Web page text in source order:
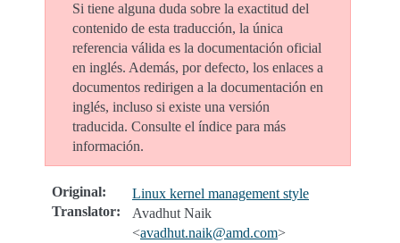
Si tiene alguna duda sobre la exactitud del
contenido de esta traducción, la única
referencia válida es la documentación oficial
en inglés. Además, por defecto, los enlaces a
documentos redirigen a la documentación en
inglés, incluso si existe una versión
traducida. Consulte el índice para más
información.
Original:
Linux kernel management style
Translator:
Avadhut Naik
<avadhut.naik@amd.com>